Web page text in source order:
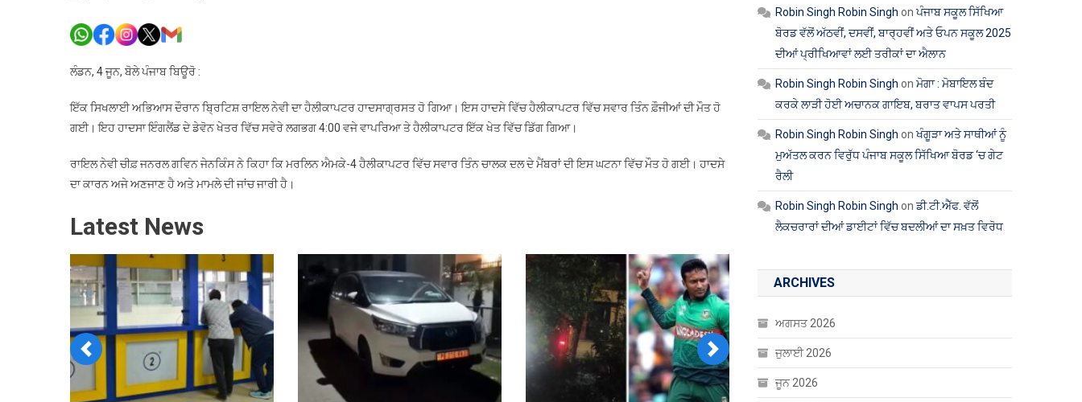
ਹਾਦਸਾਗ੍ਰਸਤ,
3
ਦੀ
ਲੰਡਨ, 4 ਜੂਨ, ਬੋਲੇ ਪੰਜਾਬ ਬਿਊਰੋ :
ਇੱਕ ਸਿਖਲਾਈ ਅਭਿਆਸ ਦੌਰਾਨ ਬ੍ਰਿਟਿਸ਼ ਰਾਇਲ ਨੇਵੀ ਦਾ ਹੈਲੀਕਾਪਟਰ ਹਾਦਸਾਗ੍ਰਸਤ ਹੋ ਗਿਆ। ਇਸ ਹਾਦਸੇ ਵਿੱਚ ਹੈਲੀਕਾਪਟਰ ਵਿੱਚ ਸਵਾਰ ਤਿੰਨ ਫ਼ੌਜੀਆਂ ਦੀ ਮੌਤ ਹੋ
ਗਈ। ਇਹ ਹਾਦਸਾ ਇੰਗਲੈਂਡ ਦੇ ਡੇਵੋਨ ਖੇਤਰ ਵਿੱਚ ਸਵੇਰੇ ਲਗਭਗ 4:00 ਵਜੇ ਵਾਪਰਿਆ ਤੇ ਹੈਲੀਕਾਪਟਰ ਇੱਕ ਖੇਤ ਵਿੱਚ ਡਿੱਗ ਗਿਆ।
ਰਾਇਲ ਨੇਵੀ ਚੀਫ਼ ਜਨਰਲ ਗਵਿਨ ਜੇਨਕਿੰਸ ਨੇ ਕਿਹਾ ਕਿ ਮਰਲਿਨ ਐਮਕੇ-4 ਹੈਲੀਕਾਪਟਰ ਵਿੱਚ ਸਵਾਰ ਤਿੰਨ ਚਾਲਕ ਦਲ ਦੇ ਮੈਂਬਰਾਂ ਦੀ ਇਸ ਘਟਨਾ ਵਿੱਚ ਮੌਤ ਹੋ ਗਈ। ਹਾਦਸੇ
ਦਾ ਕਾਰਨ ਅਜੇ ਅਣਜਾਣ ਹੈ ਅਤੇ ਮਾਮਲੇ ਦੀ ਜਾਂਚ ਜਾਰੀ ਹੈ।
Latest News
Previous Next
Robin Singh Robin Singh onਪੰਜਾਬ ਸਕੂਲ ਸਿੱਖਿਆ
ਬੋਰਡ ਵੱਲੋਂ ਅੱਠਵੀਂ, ਦਸਵੀਂ, ਬਾਰ੍ਹਵੀਂ ਅਤੇ ਓਪਨ ਸਕੂਲ 2025
ਦੀਆਂ ਪ੍ਰੀਖਿਆਵਾਂ ਲਈ ਤਰੀਕਾਂ ਦਾ ਐਲਾਨ
Robin Singh Robin Singh onਮੋਗਾ : ਮੋਬਾਇਲ ਬੰਦ
ਕਰਕੇ ਲਾੜੀ ਹੋਈ ਅਚਾਨਕ ਗਾਇਬ, ਬਰਾਤ ਵਾਪਸ ਪਰਤੀ
Robin Singh Robin Singh onਖੰਗੂੜਾ ਅਤੇ ਸਾਥੀਆਂ ਨੂੰ
ਮੁਅੱਤਲ ਕਰਨ ਵਿਰੁੱਧ ਪੰਜਾਬ ਸਕੂਲ ਸਿੱਖਿਆ ਬੋਰਡ ‘ਚ ਗੇਟ
ਰੈਲੀ
Robin Singh Robin Singh onਡੀ.ਟੀ.ਐੱਫ. ਵੱਲੋਂ
ਲੈਕਚਰਾਰਾਂ ਦੀਆਂ ਡਾਈਟਾਂ ਵਿੱਚ ਬਦਲੀਆਂ ਦਾ ਸਖ਼ਤ ਵਿਰੋਧ
ARCHIVES
ਅਗਸਤ 2026
ਜੁਲਾਈ 2026
ਜੂਨ 2026